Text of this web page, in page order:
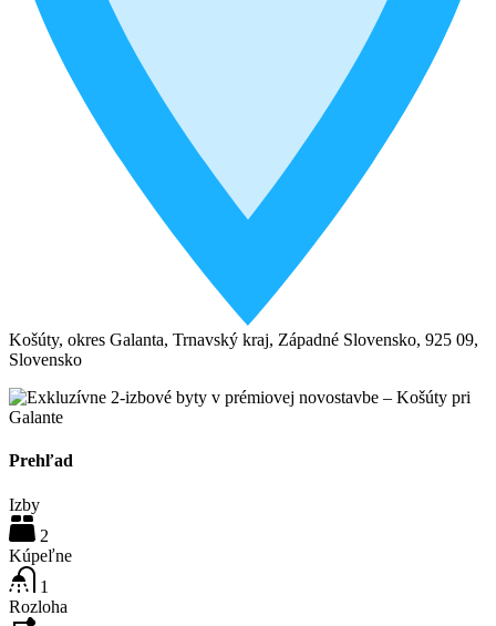
Košúty, okres Galanta, Trnavský kraj, Západné Slovensko, 925 09,
Slovensko
Prehľad
Izby
2
Kúpeľne
1
Rozloha